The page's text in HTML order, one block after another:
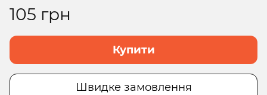
105 грн
Купити
Швидке замовлення